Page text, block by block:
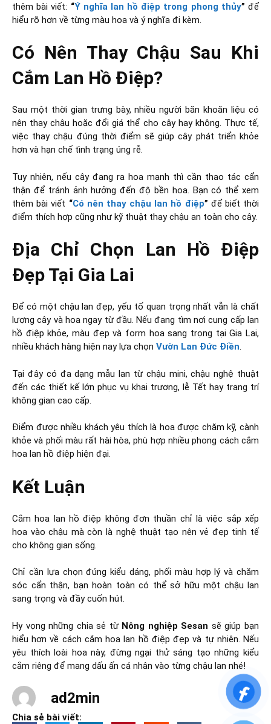
thêm bài viết: “Ý nghĩa lan hồ điệp trong phong thủy” để
hiểu rõ hơn về từng màu hoa và ý nghĩa đi kèm.
Có Nên Thay Chậu Sau Khi
Cắm Lan Hồ Điệp?
Sau một thời gian trưng bày, nhiều người băn khoăn liệu có
nên thay chậu hoặc đổi giá thể cho cây hay không. Thực tế,
việc thay chậu đúng thời điểm sẽ giúp cây phát triển khỏe
hơn và hạn chế tình trạng úng rễ.
Tuy nhiên, nếu cây đang ra hoa mạnh thì cần thao tác cẩn
thận để tránh ảnh hưởng đến độ bền hoa. Bạn có thể xem
thêm bài viết “Có nên thay chậu lan hồ điệp” để biết thời
điểm thích hợp cũng như kỹ thuật thay chậu an toàn cho cây.
Địa Chỉ Chọn Lan Hồ Điệp
Đẹp Tại Gia Lai
Để có một chậu lan đẹp, yếu tố quan trọng nhất vẫn là chất
lượng cây và hoa ngay từ đầu. Nếu đang tìm nơi cung cấp lan
hồ điệp khỏe, màu đẹp và form hoa sang trọng tại Gia Lai,
nhiều khách hàng hiện nay lựa chọn Vườn Lan Đức Điền.
Tại đây có đa dạng mẫu lan từ chậu mini, chậu nghệ thuật
đến các thiết kế lớn phục vụ khai trương, lễ Tết hay trang trí
không gian cao cấp.
Điểm được nhiều khách yêu thích là hoa được chăm kỹ, cành
khỏe và phối màu rất hài hòa, phù hợp nhiều phong cách cắm
hoa lan hồ điệp hiện đại.
Kết Luận
Cắm hoa lan hồ điệp không đơn thuần chỉ là việc sắp xếp
hoa vào chậu mà còn là nghệ thuật tạo nên vẻ đẹp tinh tế
cho không gian sống.
Chỉ cần lựa chọn đúng kiểu dáng, phối màu hợp lý và chăm
sóc cẩn thận, bạn hoàn toàn có thể sở hữu một chậu lan
sang trọng và đầy cuốn hút.
Hy vọng những chia sẻ từ Nông nghiệp Sesan sẽ giúp bạn
hiểu hơn về cách cắm hoa lan hồ điệp đẹp và tự nhiên. Nếu
yêu thích loài hoa này, đừng ngại thử sáng tạo những kiểu
cắm riêng để mang dấu ấn cá nhân vào từng chậu lan nhé!
ad2min
Chia sẻ bài viết: